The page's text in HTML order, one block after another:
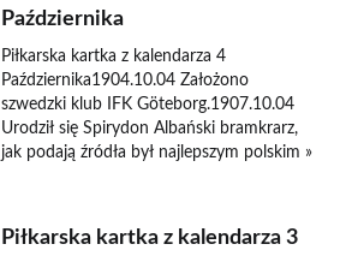
Października
Piłkarska kartka z kalendarza 4
Października1904.10.04 Założono
szwedzki klub IFK Göteborg.1907.10.04
Urodził się Spirydon Albański bramkrarz,
jak podają źródła był najlepszym polskim »
Piłkarska kartka z kalendarza 3